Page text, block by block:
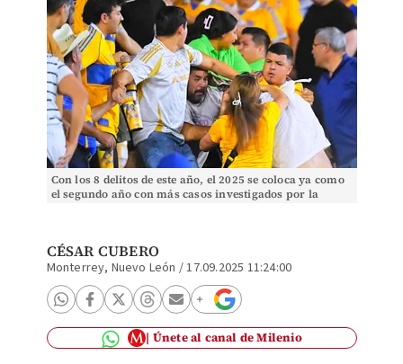
Con los 8 delitos de este año, el 2025 se coloca ya como
el segundo año con más casos investigados por la
CÉSAR CUBERO
Monterrey, Nuevo León /17.09.2025 11:24:00
Únete al canal de Milenio